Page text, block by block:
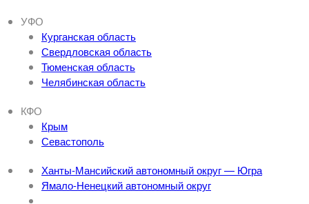
УФО
Курганская область
Свердловская область
Тюменская область
Челябинская область
КФО
Крым
Севастополь
Ханты-Мансийский автономный округ — Югра
Ямало-Ненецкий автономный округ